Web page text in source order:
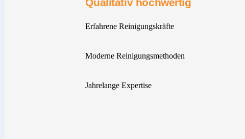
Erfahrene Reinigungskräfte
Moderne Reinigungsmethoden
Jahrelange Expertise